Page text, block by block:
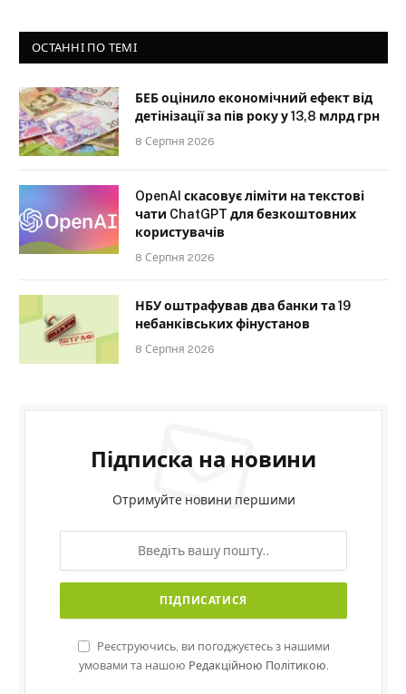
ОСТАННІ ПО ТЕМІ
БЕБ оцінило економічний ефект від
детінізації за пів року у 13,8 млрд грн
8 Серпня 2026
OpenAI скасовує ліміти на текстові
чати ChatGPT для безкоштовних
користувачів
8 Серпня 2026
НБУ оштрафував два банки та 19
небанківських фінустанов
8 Серпня 2026
Підписка на новини
Отримуйте новини першими
Реєструючись, ви погоджуєтесь з нашими
умовами та нашою Редакційною Політикою.